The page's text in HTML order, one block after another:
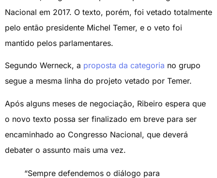
Nacional em 2017. O texto, porém, foi vetado totalmente
pelo então presidente Michel Temer, e o veto foi
mantido pelos parlamentares.
Segundo Werneck, a proposta da categoria no grupo
segue a mesma linha do projeto vetado por Temer.
Após alguns meses de negociação, Ribeiro espera que
o novo texto possa ser finalizado em breve para ser
encaminhado ao Congresso Nacional, que deverá
debater o assunto mais uma vez.
“Sempre defendemos o diálogo para